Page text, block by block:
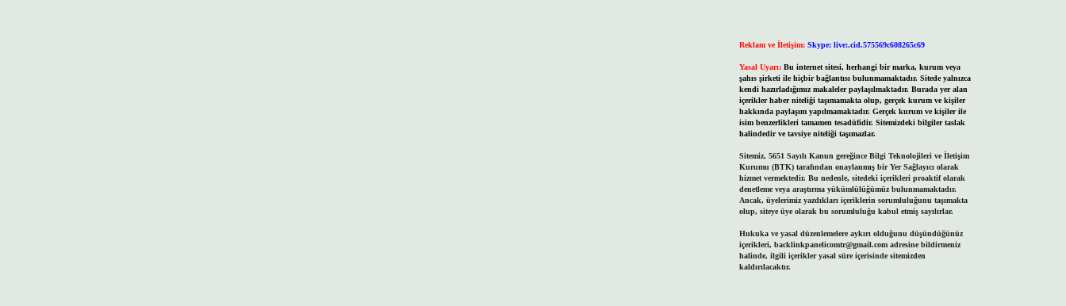
Reklam ve İletişim: Skype: live:.cid.575569c608265c69
Yasal Uyarı: Bu internet sitesi, herhangi bir marka, kurum veya
şahıs şirketi ile hiçbir bağlantısı bulunmamaktadır. Sitede yalnızca
kendi hazırladığımız makaleler paylaşılmaktadır. Burada yer alan
içerikler haber niteliği taşımamakta olup, gerçek kurum ve kişiler
hakkında paylaşım yapılmamaktadır. Gerçek kurum ve kişiler ile
isim benzerlikleri tamamen tesadüfidir. Sitemizdeki bilgiler taslak
halindedir ve tavsiye niteliği taşımazlar.
Sitemiz, 5651 Sayılı Kanun gereğince Bilgi Teknolojileri ve İletişim
Kurumu (BTK) tarafından onaylanmış bir Yer Sağlayıcı olarak
hizmet vermektedir. Bu nedenle, sitedeki içerikleri proaktif olarak
denetleme veya araştırma yükümlülüğümüz bulunmamaktadır.
Ancak, üyelerimiz yazdıkları içeriklerin sorumluluğunu taşımakta
olup, siteye üye olarak bu sorumluluğu kabul etmiş sayılırlar.
Hukuka ve yasal düzenlemelere aykırı olduğunu düşündüğünüz
içerikleri, backlinkpanelicomtr@gmail.comadresine bildirmeniz
halinde, ilgili içerikler yasal süre içerisinde sitemizden
kaldırılacaktır.